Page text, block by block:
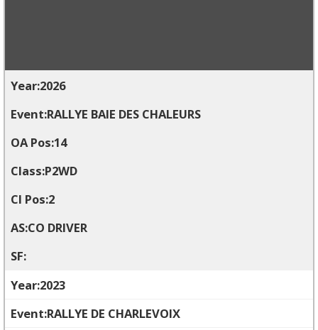
2026
RALLYE BAIE DES CHALEURS
14
P2WD
2
CO DRIVER
2023
RALLYE DE CHARLEVOIX